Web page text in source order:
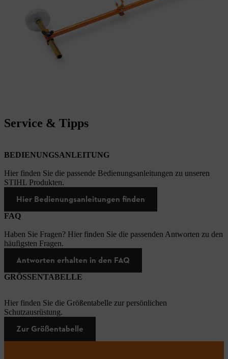
Service & Tipps
BEDIENUNGSANLEITUNG
Hier finden Sie die passende Bedienungsanleitungen zu unseren
STIHL Produkten.
Hier Bedienungsanleitungen finden
FAQ
Haben Sie Fragen? Hier finden Sie die passenden Antworten zu den
häufigsten Fragen.
Antworten erhalten in den FAQ
GRÖSSENTABELLE
Hier finden Sie die Größentabelle zur persönlichen
Schutzausrüstung.
Zur Größentabelle